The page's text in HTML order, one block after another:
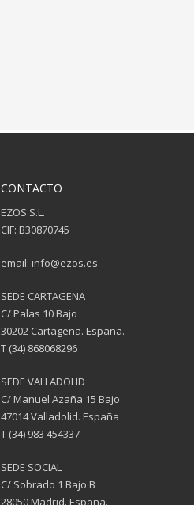
CONTACTO
EZOS S.L.
CIF: B30870745
email: info@ezos.es
SEDE CARTAGENA
C/ Palas 10 Bajo
30202 Cartagena. España.
T (34) 868068296
SEDE VALLADOLID
C/ Manuel Azaña 15 Bajo
47014 Valladolid. España
T (34) 983 454337
SEDE SOCIAL
C/ Sobrado 1 Bajo B
28050 Madrid. España.